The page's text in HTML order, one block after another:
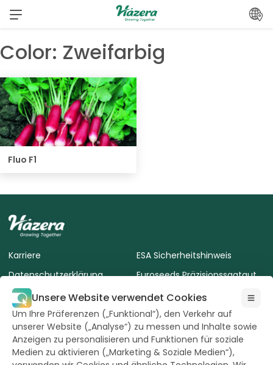
Zum
Inhalt
Color: Zweifarbig
Fluo F1
Karriere
Datenschutzerklärung
AVLB Saatgut
Cookie-Richtlinie
Nutzungsbedingungen
ESA Sicherheitshinweis
Euroseeds Präzisionssaatgut
Terms of use of the website
Unsere Website verwendet Cookies
Um Ihre Präferenzen („Funktional“), den Verkehr auf
unserer Website („Analyse“) zu messen und Inhalte sowie
Anzeigen zu personalisieren und Funktionen für soziale
Medien zu aktivieren („Marketing & Soziale Medien“),